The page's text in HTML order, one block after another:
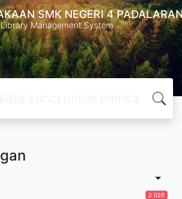
SMK NEGERI 4
Management System
2 026